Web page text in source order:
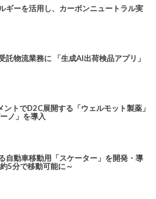
ギーを活用し、カーボンニュートラル実
託物流業務に 「生成AI出荷検品アプリ」
ントでD2C展開する「ウェルモット製薬」
ノ」を導入
自動車移動用「スケーター」を開発・導
5分で移動可能に～